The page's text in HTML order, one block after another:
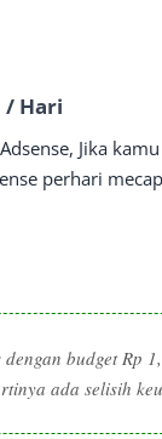
/ Hari
Jika
perhari
budget Rp
ada selisih